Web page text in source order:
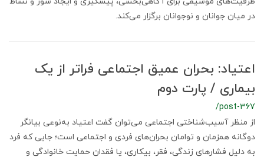
در میان جوانان و نوجوانان برگزار می‌کند.
اعتیاد: بحران عمیق اجتماعی فراتر از یک
بیماری / پارت دوم
/post-367
از منظر آسیب‌شناختی اجتماعی می‌توان گفت اعتیاد به‌نوعی بیانگر
دوگانه همزمان و توامان بحران‌های فردی و اجتماعی است؛ جایی که فرد
به دلیل فشارهای زندگی، فقر، بیکاری، یا فقدان حمایت خانوادگی و